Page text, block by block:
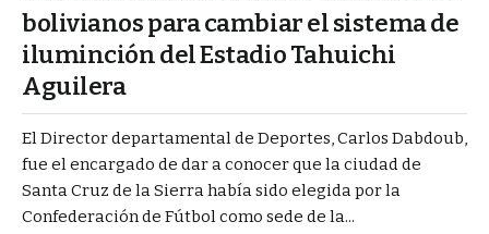
bolivianos para cambiar el sistema de
iluminción del Estadio Tahuichi
Aguilera
El Director departamental de Deportes, Carlos Dabdoub,
fue el encargado de dar a conocer que la ciudad de
Santa Cruz de la Sierra había sido elegida por la
Confederación de Fútbol como sede de la...